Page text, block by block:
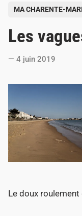
n
MA CHARENTE-
Les
4 juin 2019
Le doux roulement